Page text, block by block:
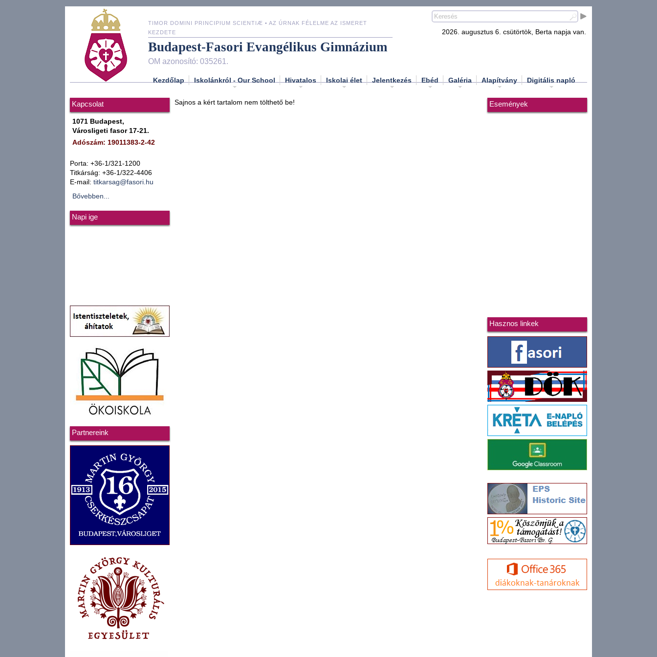
TIMOR DOMINI PRINCIPIUM SCIENTIÆ • AZ ÚRNAK FÉLELME AZ ISMERET
KEZDETE
Budapest-Fasori Evangélikus Gimnázium
OM azonosító: 035261.
2026. augusztus 6. csütörtök, Berta napja van.
Kezdőlap Iskolánkról - Our School Hivatalos Iskolai élet Jelentkezés Ebéd Galéria Alapítvány Digitális napló
Kapcsolat
1071 Budapest,
Városligeti fasor 17-21.
Adószám: 19011383-2-42
Porta: +36-1/321-1200
Titkárság: +36-1/322-4406
E-mail: titkarsag@fasori.hu
Bővebben...
Napi ige
Partnereink
Sajnos a kért tartalom nem tölthető be! Események
Hasznos linkek